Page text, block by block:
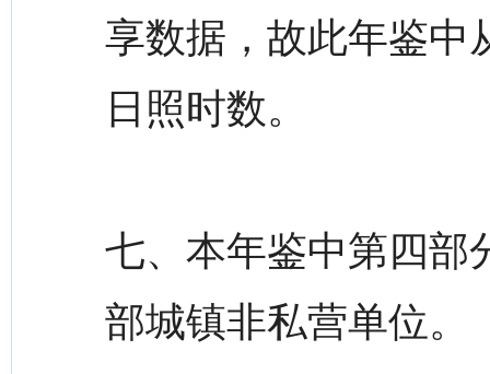
享数据，故此年鉴中
日照时数。
七、本年鉴中第四部
部城镇非私营单位。